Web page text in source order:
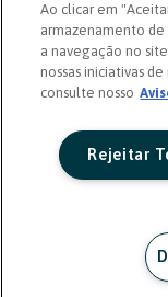
Ouvidoria
0800 725 0996
Deficientes
Ao clicar em
armazenamento de
a navegação no
nossas iniciativas
consulte nosso
Rejeitar